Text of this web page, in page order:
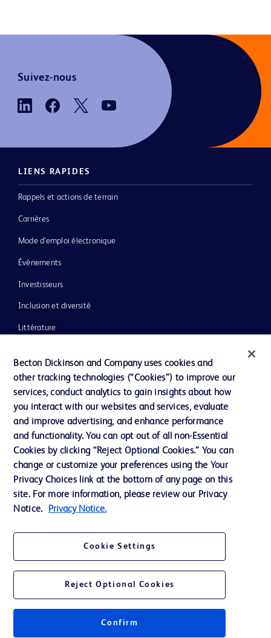
Suivez-nous
LIENS RAPIDES
Rappels et actions de terrain
Carrières
Mode d’emploi électronique
Événements
Investisseurs
Inclusion et diversité
Littérature
Notre entreprise
Éthique et conformité
Nous contacter
Préférences en matière de cookies
Confidentialité
Accessibilité du site Web
© 2026 BD. Tous droits réservés. BD et le logo de BD sont des marques
Becton Dickinson and Company uses cookies and
other tracking technologies (“Cookies”) to improve our
services, conduct analytics to gain insights about how
you interact with our websites and services, evaluate
and improve advertising, and enhance performance
and functionality. You can opt out of all non-Essential
Cookies by clicking “Reject Optional Cookies.” You can
change or customize your preferences using the Your
Privacy Choices link at the bottom of any page on this
site. For more information, please review our Privacy
Notice.
Privacy Notice.
Cookie Settings
Reject Optional Cookies
Confirm